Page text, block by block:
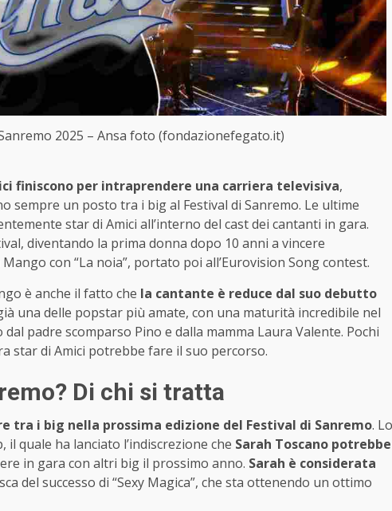
2025 – Ansa foto (fondazionefegato.it)
finiscono per intraprendere una carriera televisiva,
sempre un posto tra i big al Festival di Sanremo. Le ultime
star di Amici all’interno del cast dei cantanti in gara.
diventando la prima donna dopo 10 anni a vincere
con “La noia”, portato poi all’Eurovision Song contest.
è anche il fatto che la cantante è reduce dal suo debutto
una delle popstar più amate, con una maturità incredibile nel
padre scomparso Pino e dalla mamma Laura Valente. Pochi
star di Amici potrebbe fare il suo percorso.
Di chi si tratta
tra i big nella prossima edizione del Festival di Sanremo. Lo
quale ha lanciato l’indiscrezione che Sarah Toscano potrebbe
in gara con altri big il prossimo anno. Sarah è considerata
del successo di “Sexy Magica”, che sta ottenendo un ottimo